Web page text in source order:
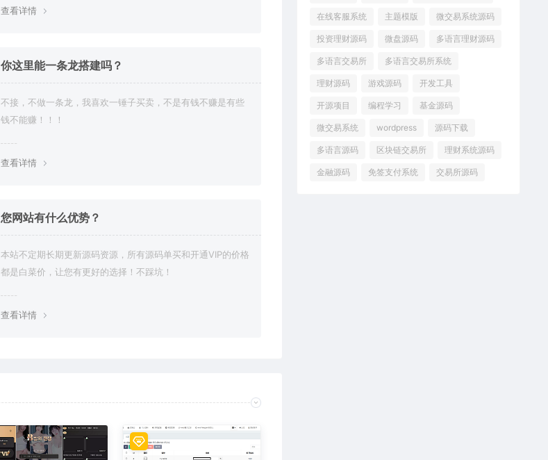
查看详情
你这里能一条龙搭建吗？
不接，不做一条龙，我喜欢一锤子买卖，不是有钱不赚是有些
钱不能赚！！！
查看详情
您网站有什么优势？
本站不定期长期更新源码资源，所有源码单买和开通VIP的价格
都是白菜价，让您有更好的选择！不踩坑！
查看详情
在线客服系统 主题模版 微交易系统源码
投资理财源码 微盘源码 多语言理财源码
多语言交易所 多语言交易所系统
理财源码 游戏源码 开发工具
开源项目 编程学习 基金源码
微交易系统 wordpress 源码下载
多语言源码 区块链交易所 理财系统源码
金融源码 免签支付系统 交易所源码